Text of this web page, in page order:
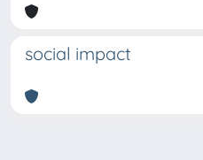
social impact